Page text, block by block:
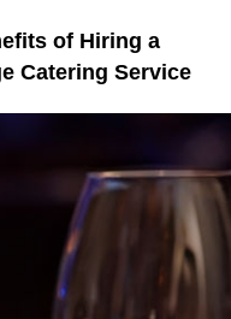
of Hiring a
Catering Service